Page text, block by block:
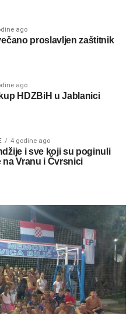
ago
proslavljen zaštitnik
ago
HDZBiH u Jablanici
4 godine ago
i sve koji su poginuli
Vranu i Čvrsnici